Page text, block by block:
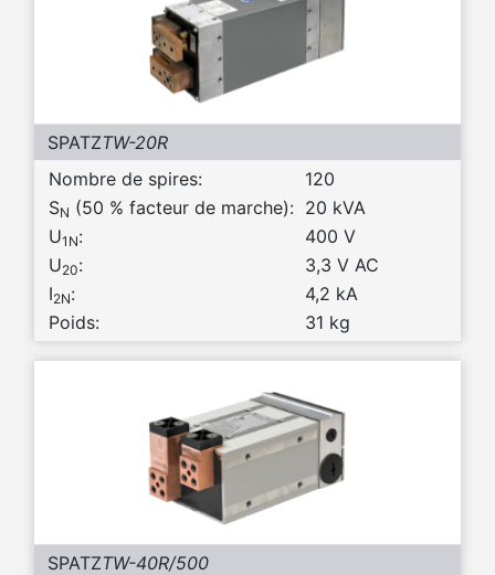
SPATZTW-20R
Nombre de spires:
120
SN (50 % facteur de marche): 20 kVA
U1N:
400 V
U20:
3,3 V AC
I2N:
4,2 kA
Poids:
31 kg
SPATZTW-40R/500